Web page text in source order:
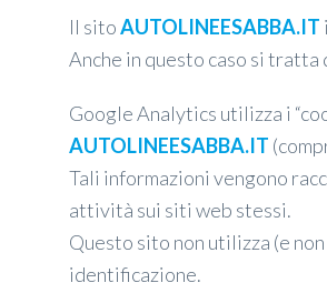
Il sitoAUTOLINEESABBA.IT
Anche in questo caso si
Google Analytics utilizza i
AUTOLINEESABBA.IT
Tali informazioni vengono
attività sui siti web stessi.
Questo sito non utilizza (e
identificazione.